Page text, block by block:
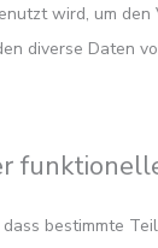
wird, um
diverse Daten
bestimmte